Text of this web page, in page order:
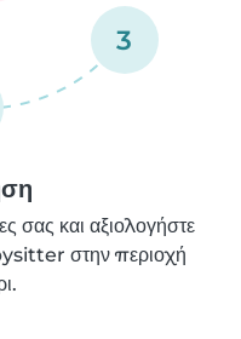
3
σας και αξιολογήστε
στην περιοχή